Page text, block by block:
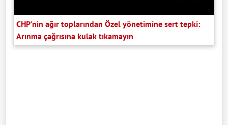
CHP'nin ağır toplarından Özel yönetimine sert tepki:
Arınma çağrısına kulak tıkamayın